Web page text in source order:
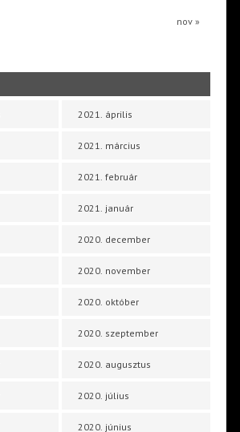
nov »
2021. április
2021. március
2021. február
2021. január
2020. december
2020. november
2020. október
2020. szeptember
2020. augusztus
2020. július
2020. június